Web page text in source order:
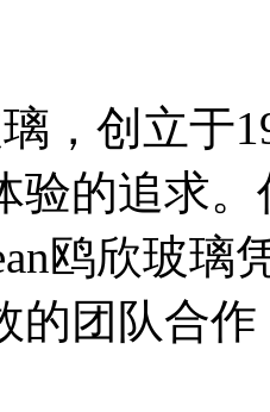
璃，创立于
验的追求
鸥欣玻璃
的团队合